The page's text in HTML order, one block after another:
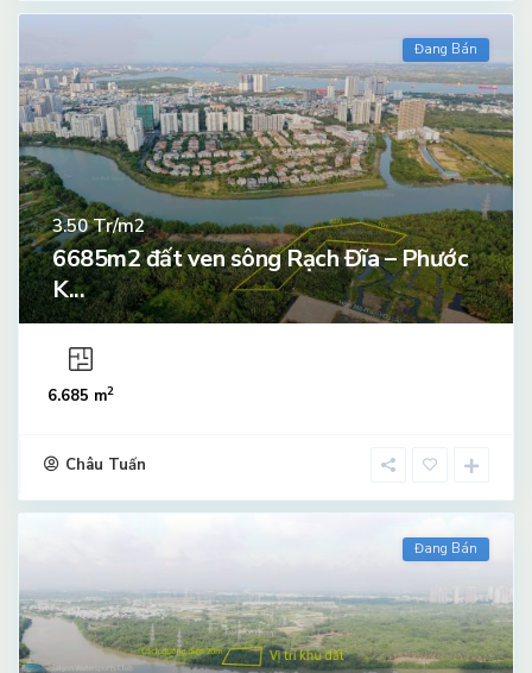
Đang Bán
3.50Tr/m2
6685m2 đất ven sông Rạch Đĩa – Phước
K...
6.685 m2
Châu Tuấn
Đang Bán